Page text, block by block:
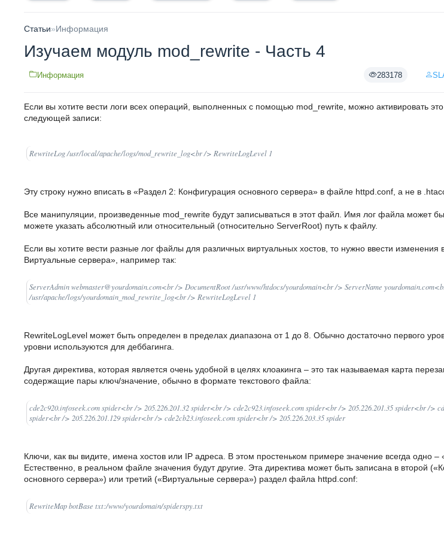
Статьи»Информация
Изучаем модуль mod_rewrite - Часть 4
283178
Информация
Если вы хотите вести логи всех операций, выполненных с помощью mod_rewrite, можно активировать
следующей записи:
RewriteLog /usr/local/apache/logs/mod_rewrite_log<br /> RewriteLogLevel 1
Эту строку нужно вписать в «Раздел 2: Конфигурация основного сервера» в файле httpd.conf, а не в
Все манипуляции, произведенные mod_rewrite будут записываться в этот файл. Имя лог файла может
можете указать абсолютный или относительный (относительно ServerRoot) путь к файлу.
Если вы хотите вести разные лог файлы для различных виртуальных хостов, то нужно ввести изменения
Виртуальные сервера», например так:
ServerAdmin webmaster@yourdomain.com<br /> DocumentRoot /usr/www/htdocs/yourdomain<br /> ServerName
/usr/apache/logs/yourdomain_mod_rewrite_log<br /> RewriteLogLevel 1
RewriteLogLevel может быть определен в пределах диапазона от 1 до 8. Обычно достаточно первого
уровни используются для деббагинга.
Другая директива, которая является очень удобной в целях клоакинга – это так называемая карта
содержащие пары ключ/значение, обычно в формате текстового файла:
cde2c920.infoseek.com spider<br /> 205.226.201.32 spider<br /> cde2c923.infoseek.com spider<br /> 205.226.201.35 spider<br />
spider<br /> 205.226.201.129 spider<br /> cde2cb23.infoseek.com spider<br /> 205.226.203.35 spider
Ключи, как вы видите, имена хостов или IP адреса. В этом простеньком примере значение всегда одно –
Естественно, в реальном файле значения будут другие. Эта директива может быть записана в второй
основного сервера») или третий («Виртуальные сервера») раздел файла httpd.conf:
RewriteMap botBase txt:/www/yourdomain/spiderspy.txt